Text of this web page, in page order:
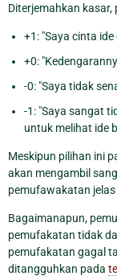
Diterjemahkan kasar,
+1: "Saya cinta
+0:
-0: "Saya tidak
-1: "Saya sangat
untuk melihat ide
Meskipun pilihan ini
akan mengambil
pemufawakatan
Bagaimanapun,
pemufakatan tidak
pemufakatan gagal
ditangguhkan pada